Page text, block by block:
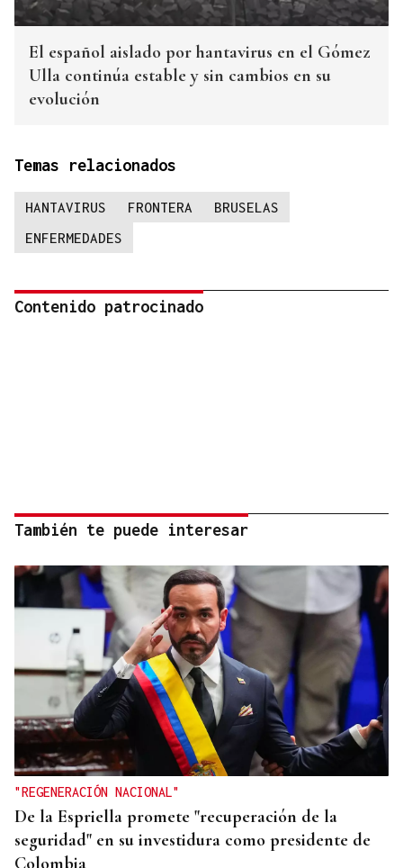
El español aislado por hantavirus en el Gómez
Ulla continúa estable y sin cambios en su
evolución
Temas relacionados
HANTAVIRUS FRONTERA
BRUSELAS
ENFERMEDADES
Contenido patrocinado
También te puede interesar
"REGENERACIÓN NACIONAL"
De la Espriella promete "recuperación de la
seguridad" en su investidura como presidente de